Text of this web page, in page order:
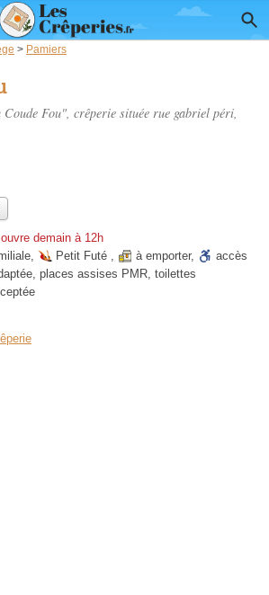
> Pamiers
Coude Fou", crêperie située rue gabriel péri,
demain à 12h
, Petit Futé , à emporter,
accès
places assises PMR, toilettes